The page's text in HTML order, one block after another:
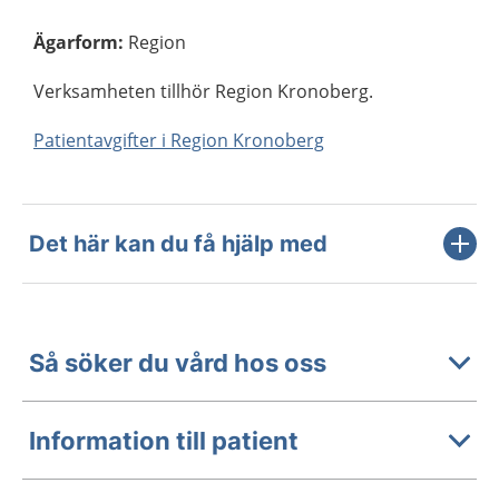
Ägarform: Region
Verksamheten tillhör Region Kronoberg.
Patientavgifter i Region Kronoberg
Det här kan du få hjälp med
Så söker du vård hos oss
Information till patient